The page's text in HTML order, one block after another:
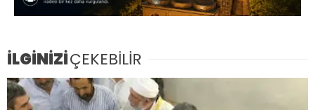
İLGİNİZİÇEKEBİLİR